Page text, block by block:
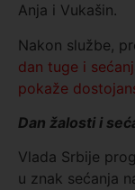
Anja i Vukašin.
Nakon službe,
dan tuge i
pokaže
Dan žalosti i
Vlada Srbije
u znak sećanja